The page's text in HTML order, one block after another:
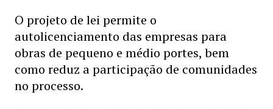
O projeto de lei permite o
autolicenciamento das empresas para
obras de pequeno e médio portes, bem
como reduz a participação de comunidades
no processo.